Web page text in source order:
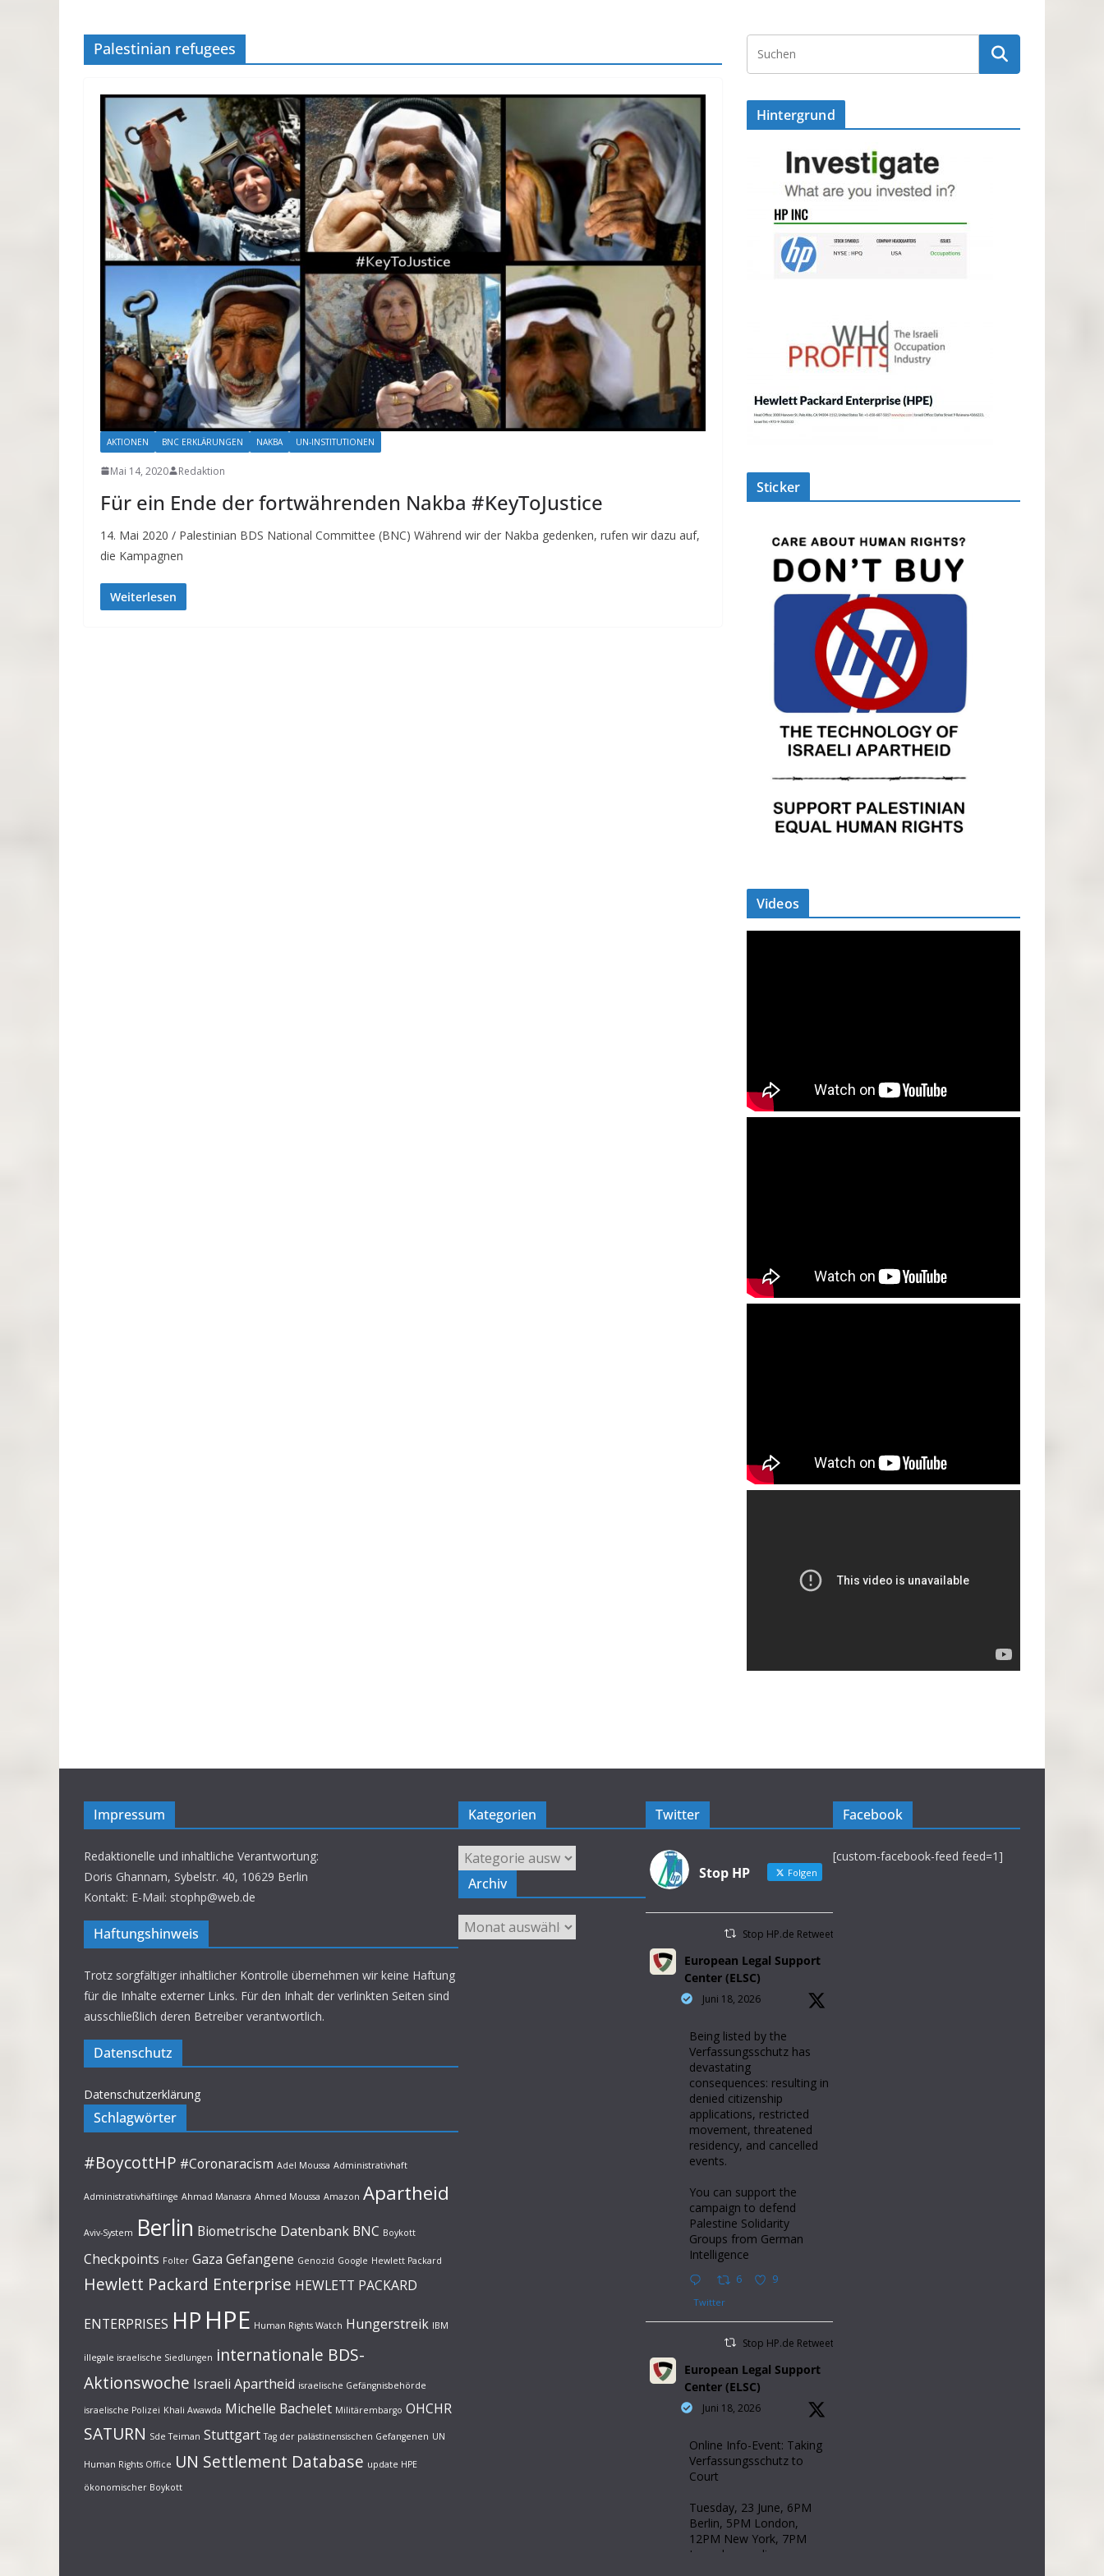
Palestinian refugees
AKTIONEN BNC ERKLÄRUNGEN NAKBA UN-INSTITUTIONEN
Mai 14, 2020 Redaktion
Für ein Ende der fortwährenden Nakba #KeyToJustice
14. Mai 2020 / Palestinian BDS National Committee (BNC) Während wir der Nakba gedenken, rufen wir dazu auf,
die Kampagnen
Weiterlesen
Hintergrund
Sticker
Videos
Impressum
Redaktionelle und inhaltliche Verantwortung:
Doris Ghannam, Sybelstr. 40, 10629 Berlin
Kontakt: E-Mail: stophp@web.de
Haftungshinweis
Trotz sorgfältiger inhaltlicher Kontrolle übernehmen wir keine Haftung
für die Inhalte externer Links. Für den Inhalt der verlinkten Seiten sind
ausschließlich deren Betreiber verantwortlich.
Datenschutz
Datenschutzerklärung
Schlagwörter
#BoycottHP #Coronaracism Adel Moussa Administrativhaft
Administrativhäftlinge Ahmad Manasra Ahmed Moussa Amazon Apartheid
Aviv-System Berlin Biometrische Datenbank BNC Boykott
Checkpoints Folter Gaza Gefangene Genozid Google Hewlett Packard
Hewlett Packard Enterprise HEWLETT PACKARD
ENTERPRISES HP HPE Human Rights Watch Hungerstreik IBM
illegale israelische Siedlungen internationale BDS-
Aktionswoche Israeli Apartheid israelische Gefängnisbehörde
israelische Polizei Khali Awawda Michelle Bachelet Militärembargo OHCHR
SATURN Sde Teiman Stuttgart Tag der palästinensischen Gefangenen UN
Human Rights Office UN Settlement Database update HPE
ökonomischer Boykott
Kategorien
Kategorien
Archiv
Archiv
Twitter
Stop HP Folgen
Stop HP.de Retweetet
European Legal Support
Center (ELSC)
Juni 18, 2026
Being listed by the
Verfassungsschutz has
devastating
consequences: resulting in
denied citizenship
applications, restricted
movement, threatened
residency, and cancelled
events.
You can support the
campaign to defend
Palestine Solidarity
Groups from German
Intelligence
6 9
Twitter
Stop HP.de Retweetet
European Legal Support
Center (ELSC)
Juni 18, 2026
Online Info-Event: Taking
Verfassungsschutz to
Court
Tuesday, 23 June, 6PM
Berlin, 5PM London,
12PM New York, 7PM
Jerusalem, online.
Facebook
[custom-facebook-feed feed=1]